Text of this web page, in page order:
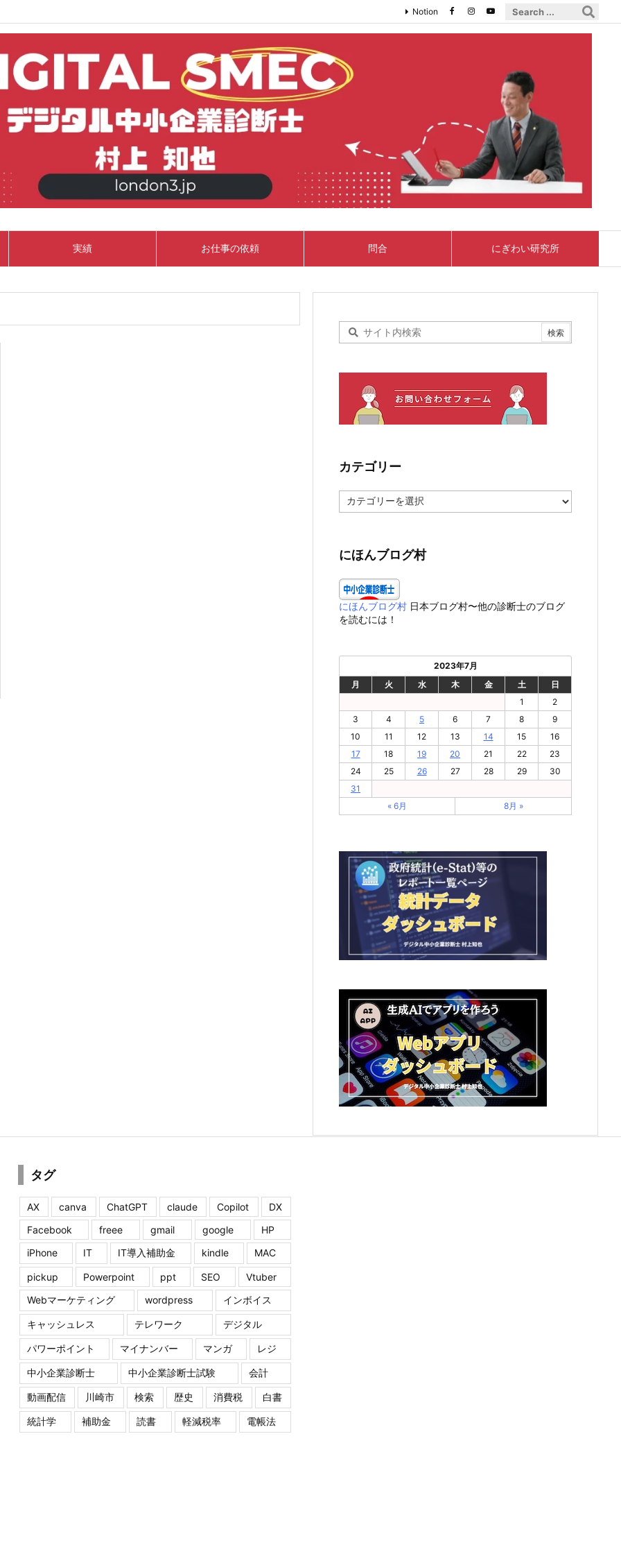
実績 お仕事の依頼 問合 にぎわい研究所
Notion
カテゴリー
テ
ー
にほんブログ村
にほんブログ村 日本ブログ村〜他の診断士のブログ
を読むには！
2023年7月
月
火 水 木 金 土
日
1
2
3
4 5 6 7 8
9
10
11 12 13 14 15
16
17
18 19 20 21 22
23
24
25 26 27 28 29
30
31
« 6月
8月 »
タグ
AX canva ChatGPT claude Copilot
DX
Facebook
freee gmail google
HP
iPhone
IT IT導入補助金 kindle MAC
pickup Powerpoint ppt SEO
Vtuber
Webマーケティング
wordpress インボイス
キャッシュレス テレワーク デジタル
パワーポイント マイナンバー マンガ レジ
中小企業診断士 中小企業診断士試験 会計
動画配信 川崎市 検索 歴史 消費税 白書
統計学 補助金 読書 軽減税率 電帳法